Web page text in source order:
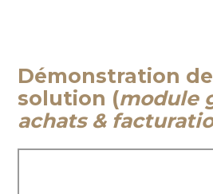
Démonstration
solution (module
achats &